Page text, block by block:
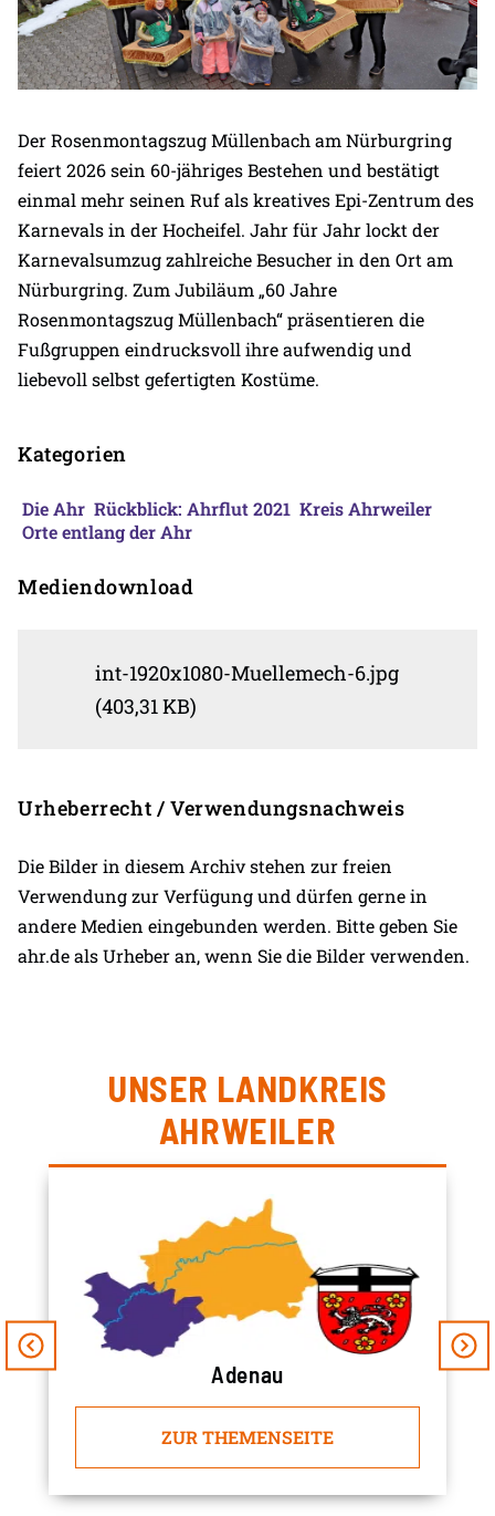
Der Rosenmontagszug Müllenbach am Nürburgring
feiert 2026 sein 60-jähriges Bestehen und bestätigt
einmal mehr seinen Ruf als kreatives Epi-Zentrum des
Karnevals in der Hocheifel. Jahr für Jahr lockt der
Karnevalsumzug zahlreiche Besucher in den Ort am
Nürburgring. Zum Jubiläum „60 Jahre
Rosenmontagszug Müllenbach“ präsentieren die
Fußgruppen eindrucksvoll ihre aufwendig und
liebevoll selbst gefertigten Kostüme.
Kategorien
Die Ahr Rückblick: Ahrflut 2021 Kreis Ahrweiler
Orte entlang der Ahr
Mediendownload
int-1920x1080-Muellemech-6.jpg
(403,31 KB)
Urheberrecht / Verwendungsnachweis
Die Bilder in diesem Archiv stehen zur freien
Verwendung zur Verfügung und dürfen gerne in
andere Medien eingebunden werden. Bitte geben Sie
ahr.de als Urheber an, wenn Sie die Bilder verwenden.
UNSER LANDKREIS
AHRWEILER
Adenau
ZUR THEMENSEITE